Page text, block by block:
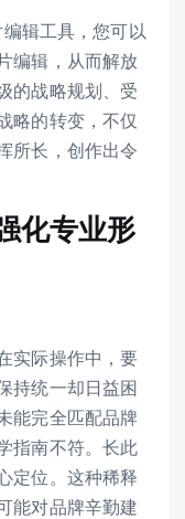
辑工具，您可以
编辑，从而解放
的战略规划、受
略的转变，不仅
所长，创作出令
化专业形
实际操作中，要
持统一却日益困
能完全匹配品牌
指南不符。长此
定位。这种稀释
能对品牌辛勤建